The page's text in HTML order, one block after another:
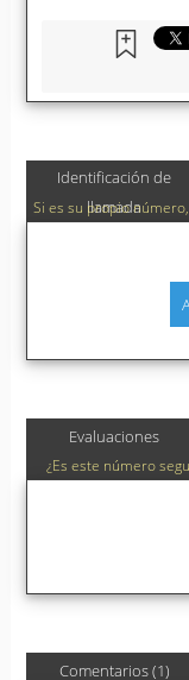
Identificación de
llamada
Si es su propio
Evaluaciones
¿Es este número
Comentarios (1)